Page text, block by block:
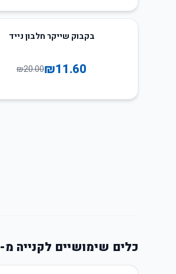
בקבוק שייקר חלבון נייד
₪11.60
₪20.00
כלים שימושיים לקנייה מ-AliExpress